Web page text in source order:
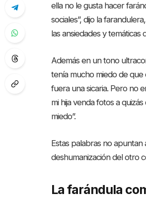
ella no le gusta hacer
sociales”, dijo la
las ansiedades y temáticas
Además en un tono
tenía mucho miedo de que
fuera una sicaria. Pero no
mi hija venda fotos a
miedo”.
Estas palabras no
deshumanización del otro
La farándula